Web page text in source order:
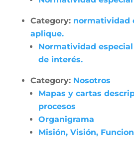
Category: normatividad
aplique.
Normatividad
de interés.
Category: Nosotros
Mapas y cartas
procesos
Organigrama
Misión, Visión,